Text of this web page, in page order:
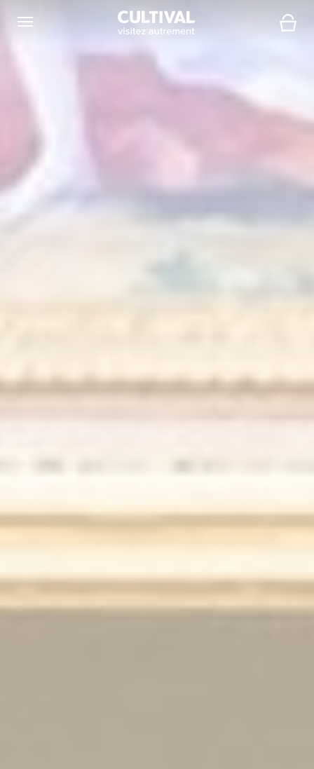
Ouvrir la navigation Panier